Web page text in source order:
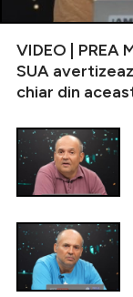
VIDEO | PREA
SUA
chiar din